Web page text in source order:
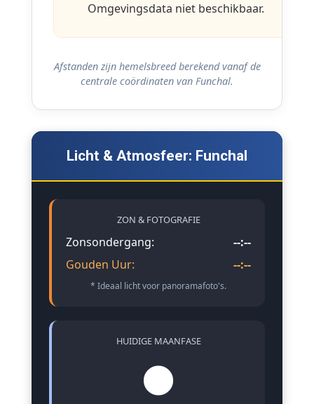
Omgevingsdata niet beschikbaar.
Afstanden zijn hemelsbreed berekend vanaf de
centrale coördinaten van Funchal.
Licht & Atmosfeer: Funchal
ZON & FOTOGRAFIE
Zonsondergang:
--:--
Gouden Uur:
--:--
* Ideaal licht voor panoramafoto's.
HUIDIGE MAANFASE
🌑